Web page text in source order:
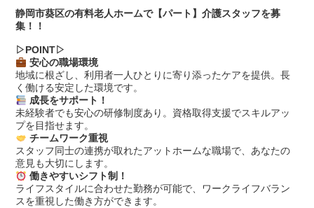
静岡市葵区の有料老人ホームで【パート】介護スタッフを募
集！！
▷POINT▷
安心の職場環境
地域に根ざし、利用者一人ひとりに寄り添ったケアを提供。長
く働ける安定した環境です。
成長をサポート！
未経験者でも安心の研修制度あり。資格取得支援でスキルアッ
プを目指せます。
チームワーク重視
スタッフ同士の連携が取れたアットホームな職場で、あなたの
意見も大切にします。
働きやすいシフト制！
ライフスタイルに合わせた勤務が可能で、ワークライフバラン
スを重視した働き方ができます。